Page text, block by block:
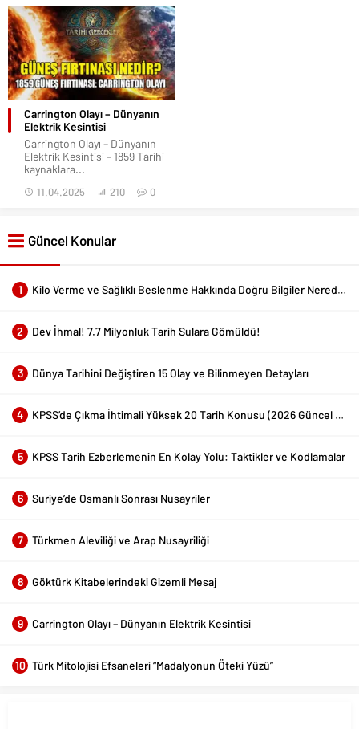
Carrington Olayı – Dünyanın
Elektrik Kesintisi
Carrington Olayı – Dünyanın
Elektrik Kesintisi – 1859 Tarihi
kaynaklara...
11.04.2025 210 0
Güncel Konular
1 Kilo Verme ve Sağlıklı Beslenme Hakkında Doğru Bilgiler Nerede Bulunur?
2 Dev İhmal! 7.7 Milyonluk Tarih Sulara Gömüldü!
3 Dünya Tarihini Değiştiren 15 Olay ve Bilinmeyen Detayları
4 KPSS’de Çıkma İhtimali Yüksek 20 Tarih Konusu (2026 Güncel Liste)
5 KPSS Tarih Ezberlemenin En Kolay Yolu: Taktikler ve Kodlamalar
6 Suriye’de Osmanlı Sonrası Nusayriler
7 Türkmen Aleviliği ve Arap Nusayriliği
8 Göktürk Kitabelerindeki Gizemli Mesaj
9 Carrington Olayı – Dünyanın Elektrik Kesintisi
10 Türk Mitolojisi Efsaneleri “Madalyonun Öteki Yüzü”